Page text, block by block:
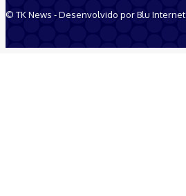
© TK News - Desenvolvido por Blu Internet